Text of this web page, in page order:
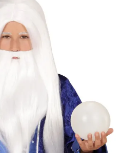
Ár
Darab
Kosárba
Szállítás:
- Csomagautomata: 1190
- Házhozszállítás: 2190
- Személyes átvétel:
ingyenesen